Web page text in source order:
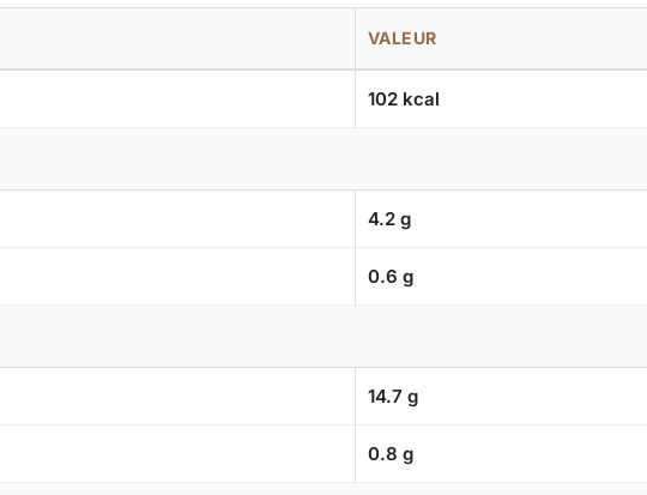
VALEUR
102 kcal
4.2 g
0.6 g
14.7 g
0.8 g